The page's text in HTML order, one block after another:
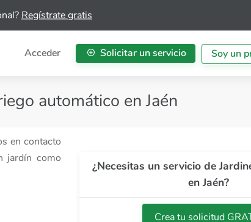
Regístrate gratis
Acceder Solicitar un servicio Soy un
automático en Jaén
en contacto
jardín como
¿Necesitas un servicio de
en Jaén?
Crea tu solicitud